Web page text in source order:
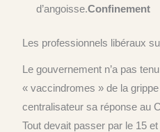
d’angoisse.Confinement
Les professionnels libéraux
Le gouvernement n’a pas
« vaccindromes » de la
centralisateur sa réponse au
Tout devait passer par le 15